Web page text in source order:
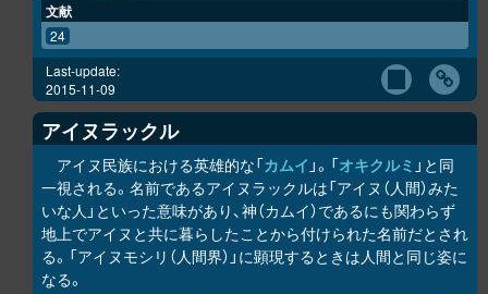
文献
24
Last-update:
2015-11-09
アイヌラックル
アイヌ民族における英雄的な「カムイ 」。「オキクルミ 」と同
一視される。名前であるアイヌラックルは「アイヌ（人間）みた
いな人」といった意味があり、神（カムイ）であるにも関わらず
地上でアイヌと共に暮らしたことから付けられた名前だとされ
る。「アイヌモシ リ （人間界）」に顕現するときは人間と同じ姿に
なる。